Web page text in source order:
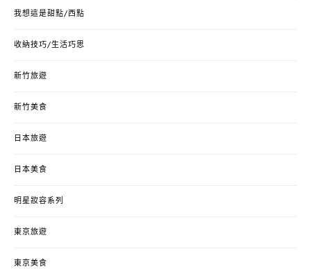
我想這是甜點/西點
收納技巧/生活巧思
新竹旅遊
新竹美食
日本旅遊
日本美食
明星妝容系列
東京旅遊
東京美食